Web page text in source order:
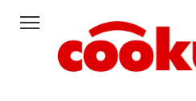
контенту